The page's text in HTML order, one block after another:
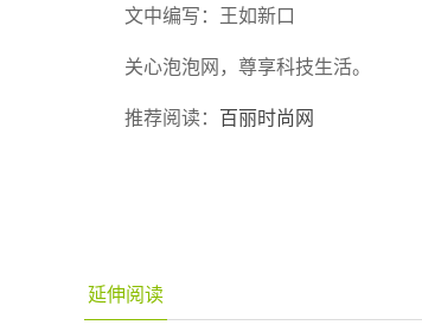
文中编写：王如新口
关心泡泡网，尊享科技生活。
推荐阅读： 百丽时尚网
延伸阅读